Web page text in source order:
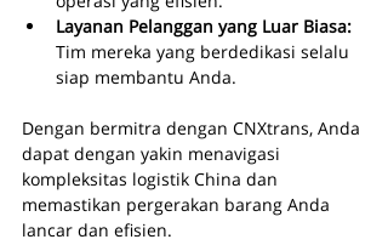
Layanan Pelanggan yang Luar Biasa:
Tim mereka yang berdedikasi selalu
siap membantu Anda.
Dengan bermitra dengan CNXtrans, Anda
dapat dengan yakin menavigasi
kompleksitas logistik China dan
memastikan pergerakan barang Anda
lancar dan efisien.